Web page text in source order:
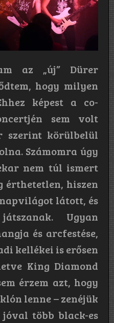
az „új” Dürer
hogy milyen
képest a co-
sem volt
szerint körülbelül
Számomra úgy
nem túl ismert
érthetetlen, hiszen
látott, és
Ugyan
és arcfestése,
kellékei is erősen
King Diamond
érzem azt, hogy
lenne – zenéjük
jóval több black-es